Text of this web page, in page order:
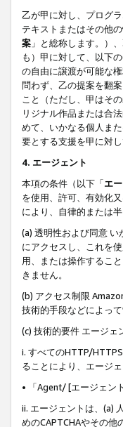
乙が甲に対し、プログ
テキストまたはその他
案 」と総称します。）
も）甲に対して、以下
の自由に譲渡が可能な
問わず、乙の提案を翻
こと（ただし、甲はそ
リジナル作品または合
めて、いかなる個人ま
要とする支援を甲に対
4. エージェント
本項の条件（以下「エ
を使用、許可、有効化
により、自律的または
(a) 透明性および同意
にアクセスし、これを
用、または操作するこ
きません。
(b) アクセス制限
技術的手段などによっ
(c) 技術的要件 エージェ
i. すべてのHTTP/
ることにより、エージ
• 「Agent/ [エージェン
ii. エージェントは、(a)
めのCAPTCHAやその